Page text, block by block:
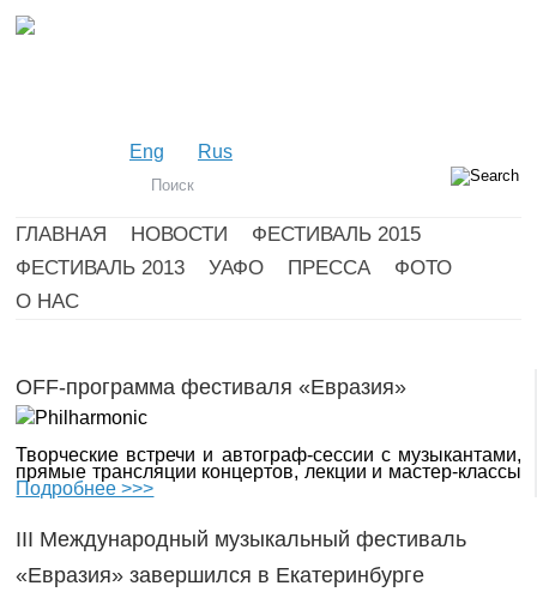
Eng Rus
ГЛАВНАЯ НОВОСТИ
ФЕСТИВАЛЬ 2015
ФЕСТИВАЛЬ 2013
УАФО ПРЕССА
ФОТО
О НАС
OFF-программа фестиваля «Евразия»
Творческие встречи и автограф-сессии с музыкантами,
прямые трансляции концертов, лекции и мастер-классы
Подробнее >>>
III Международный музыкальный фестиваль
«Евразия» завершился в Екатеринбурге